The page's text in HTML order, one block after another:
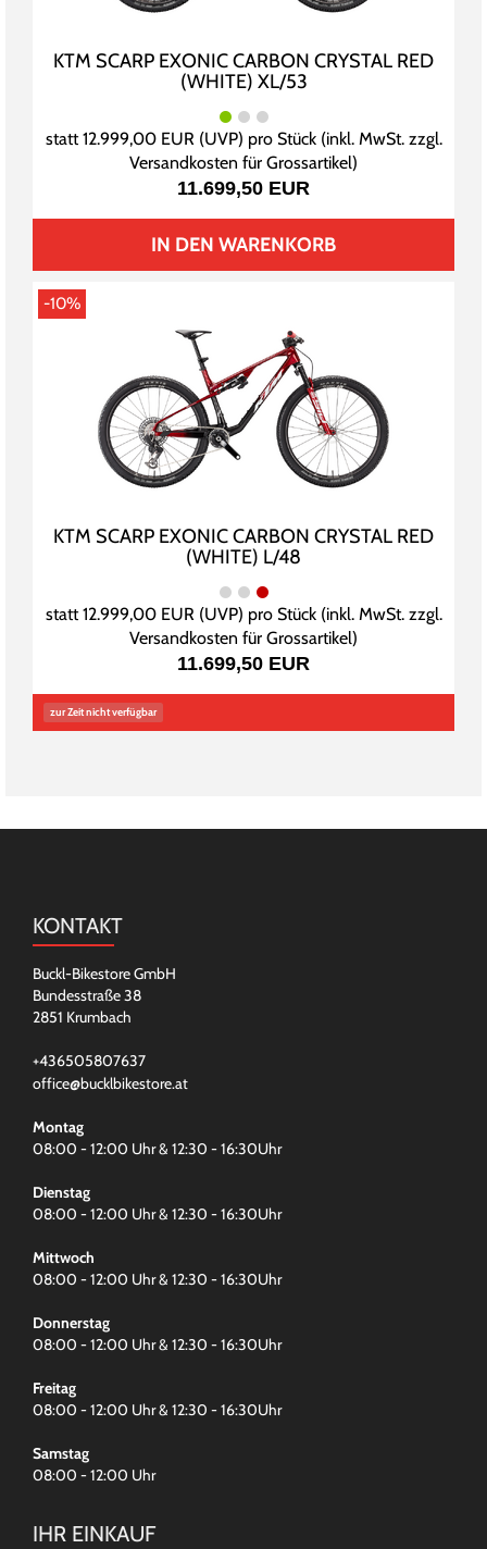
KTM SCARP EXONIC CARBON CRYSTAL RED
(WHITE) XL/53
statt12.999,00 EUR(UVP) pro Stück (inkl. MwSt. zzgl.
Versandkosten für Grossartikel)
11.699,50 EUR
IN DEN WARENKORB
-10%
KTM SCARP EXONIC CARBON CRYSTAL RED
(WHITE) L/48
statt12.999,00 EUR(UVP) pro Stück (inkl. MwSt. zzgl.
Versandkosten für Grossartikel)
11.699,50 EUR
zur Zeit nicht verfügbar
KONTAKT
Buckl-Bikestore GmbH
Bundesstraße 38
2851 Krumbach
+436505807637
office@bucklbikestore.at
Montag
08:00 - 12:00 Uhr & 12:30 - 16:30Uhr
Dienstag
08:00 - 12:00 Uhr & 12:30 - 16:30Uhr
Mittwoch
08:00 - 12:00 Uhr & 12:30 - 16:30Uhr
Donnerstag
08:00 - 12:00 Uhr & 12:30 - 16:30Uhr
Freitag
08:00 - 12:00 Uhr & 12:30 - 16:30Uhr
Samstag
08:00 - 12:00 Uhr
IHR EINKAUF